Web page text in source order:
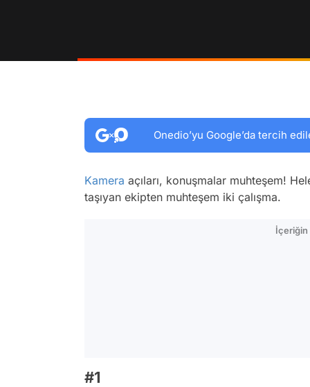
Onedio’yu Google’da tercih
Kamera açıları, konuşmalar muhteşem!
taşıyan ekipten muhteşem iki çalışma.
İçeriğin
#1